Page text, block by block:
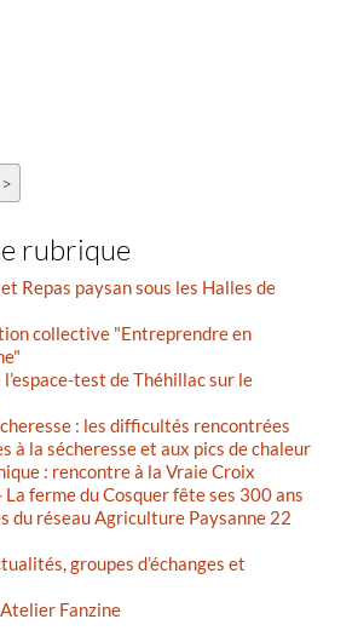
rubrique
Repas paysan sous les Halles de
collective "Entreprendre en
test de Théhillac sur le
: les difficultés rencontrées
à la sécheresse et aux pics de chaleur
: rencontre à la Vraie Croix
La ferme du Cosquer fête ses 300 ans
du réseau Agriculture Paysanne 22
groupes d’échanges et
Fanzine